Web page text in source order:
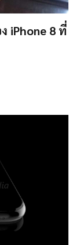
iPhone 8 ที่